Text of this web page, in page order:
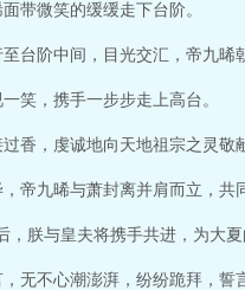
带微笑的缓缓走下台阶。
台阶中间，目光交汇，帝九晞
笑，携手一步步走上高台。
香，虔诚地向天地祖宗之灵敬
帝九晞与萧封离并肩而立，共
，朕与皇夫将携手共进，为大
无不心潮澎湃，纷纷跪拜，誓